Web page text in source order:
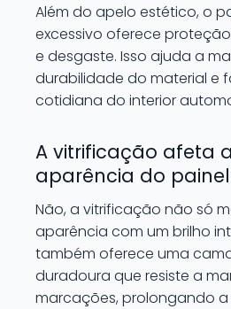
Além do apelo estético, o
excessivo oferece
e desgaste. Isso ajuda a
durabilidade do material e
cotidiana do interior
A vitrificação afeta
aparência do
Não, a vitrificação não só
aparência com um brilho
também oferece uma
duradoura que resiste a
marcações, prolongando a